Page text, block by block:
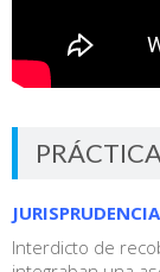
JURISPRUDENCIA
Interdicto de